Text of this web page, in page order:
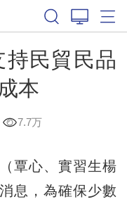
持民貿民品
本
7.7万
心、實習生楊
息，為確保少數